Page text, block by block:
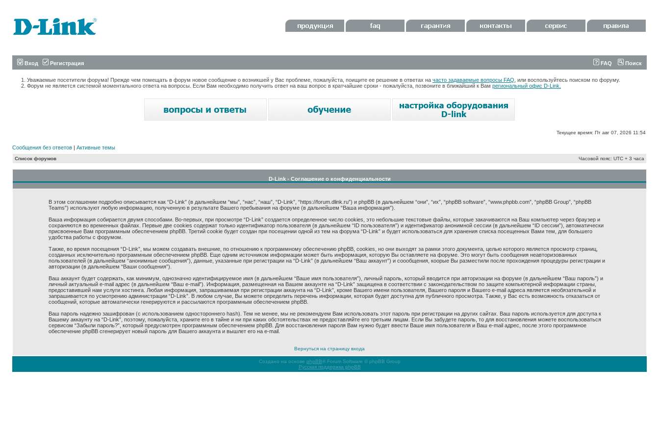
Вход Регистрация FAQ Поиск
Уважаемые посетители форума! Прежде чем помещать в форум новое сообщение о возникшей у Вас проблеме, пожалуйста, поищите ее решение в ответах на часто задаваемые вопросы FAQ , или воспользуйтесь поиском по форуму.
Форум не является системой моментального ответа на вопросы. Если Вам необходимо получить ответ на ваш вопрос в кратчайшие сроки - пожалуйста, позвоните в ближайший к Вам региональный офис D-Link.
Текущее время: Пт авг 07, 2026 11:54
Сообщения без ответов | Активные темы
Список форумов Часовой пояс: UTC + 3 часа
D-Link - Соглашение о конфиденциальности
В этом соглашении подробно описывается как “D-Link” (в дальнейшем “мы”, “нас”, “наш”, “D-Link”, “https://forum.dlink.ru”) и phpBB (в дальнейшем “они”, “их”, “phpBB software”, “www.phpbb.com”, “phpBB Group”, “phpBB
Teams”) используют любую информацию, полученную в результате Вашего пребывания на форуме (в дальнейшем “Ваша информация”).
Ваша информация собирается двумя способами. Во-первых, при просмотре “D-Link” создается определенное число cookies, это небольшие текстовые файлы, которые закачиваются на Ваш компьютер через браузер и
сохраняются во временных файлах. Первые две cookies содержат только идентификатор пользователя (в дальнейшем “ID пользователя”) и идентификатор анонимной сессии (в дальнейшем “ID сессии”), автоматически
присвоенные Вам программным обеспечением phpBB. Третий cookie будет создан при посещении одной из тем на форума “D-Link” и будет использоваться для хранения списка посещенных Вами тем, для большего
удобства работы с форумом.
Также, во время посещения “D-Link”, мы можем создавать внешние, по отношению к программному обеспечению phpBB, cookies, но они выходят за рамки этого документа, целью которого является просмотр страниц,
созданных исключительно программным обеспечением phpBB. Еще одним источником информации может быть информация, которую Вы оставляете на форуме. Это могут быть сообщения неавторизованных
пользователей (в дальнейшем “анонимные сообщения”), данные, указанные при регистрации на “D-Link” (в дальнейшем “Ваш аккаунт”) и соообщения, коорые Вы разместили после прохождения процедуры регистрации и
авторизации (в дальнейшем “Ваши сообщения”).
Ваш аккаунт будет содержать, как минимум, однозначно идентифицируемое имя (в дальнейшем “Ваше имя пользователя”), личный пароль, который вводится при авторизации на форуме (в дальнейшем “Ваш пароль”) и
личный актуальный e-mail адрес (в дальнейшем “Ваш e-mail”). Информация, размещенная на Вашем аккаунте на “D-Link” защищена в соответствии с законодательством по защите компьютерной информации страны,
предоставившей нам услуги хостинга. Любая информация, запрашиваемая при регистрации аккаунта на “D-Link”, кроме Вашего имени пользователя, Вашего пароля и Вашего e-mail адреса является необязательной и
запрашивается по усмотрению администрации “D-Link”. В любом случае, Вы можете определить перечень информации, которая будет доступна для публичного просмотра. Также, у Вас есть возможность отказаться от
сообщений, которые автоматически генерируются и рассылаются программным обеспечением phpBB.
Ваш пароль надежно зашифрован (с использованием одностороннего hash). Тем не менее, мы не рекомендуем Вам использовать этот пароль при регистрации на других сайтах. Ваш пароль используется для доступа к
Вашему аккаунту на “D-Link”, поэтому, пожалуйста, храните его в тайне и ни при каких обстоятельствах не предоставляйте его третьим лицам. Если Вы забудете пароль, то для восстановления можете воспользоваться
сервисом “Забыли пароль?”, который предусмотрен программным обеспечением phpBB. Для восстановления пароля Вам нужно будет ввести Ваше имя пользователя и Ваш e-mail адрес, после этого программное
обеспечение phpBB сгенерирует новый пароль для Вашего аккаунта и вышлет его на e-mail.
Вернуться на страницу входа
Создано на основе phpBB® Forum Software © phpBB Group
Русская поддержка phpBB